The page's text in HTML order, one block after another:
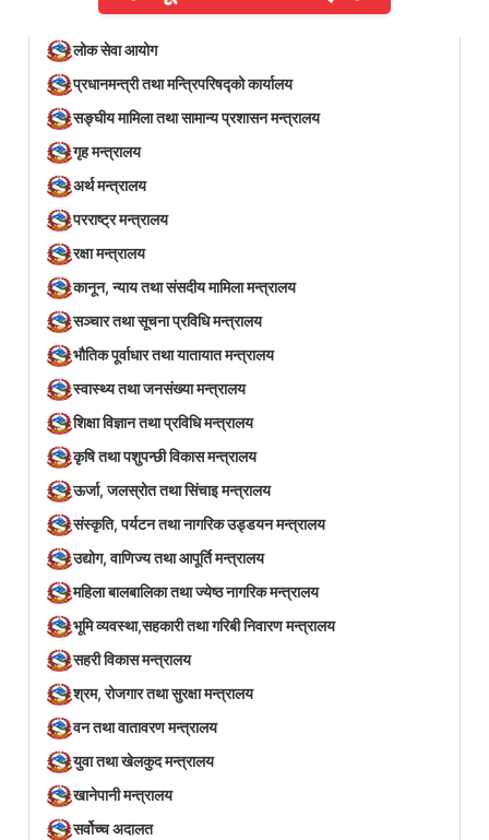
लोक सेवा आयोग
प्रधानमन्त्री तथा मन्त्रिपरिषद्को कार्यालय
सङ्घीय मामिला तथा सामान्य प्रशासन मन्त्रालय
गृह मन्त्रालय
अर्थ मन्त्रालय
परराष्ट्र मन्त्रालय
रक्षा मन्त्रालय
कानून, न्याय तथा संसदीय मामिला मन्त्रालय
सञ्‍चार तथा सूचना प्रविधि मन्त्रालय
भौतिक पूर्वाधार तथा यातायात मन्त्रालय
स्वास्थ्य तथा जनसंख्या मन्त्रालय
शिक्षा विज्ञान तथा प्रविधि मन्त्रालय
कृषि तथा पशुपन्छी विकास मन्त्रालय
ऊर्जा, जलस्रोत तथा सिंचाइ मन्त्रालय
संस्कृति, पर्यटन तथा नागरिक उड्डयन मन्त्रालय
उद्योग, वाणिज्य तथा आपूर्ति मन्त्रालय
महिला बालबालिका तथा ज्येष्ठ नागरिक मन्त्रालय
भूमि व्यवस्था,सहकारी तथा गरिबी निवारण मन्त्रालय
सहरी विकास मन्त्रालय
श्रम, रोजगार तथा सुरक्षा मन्त्रालय
वन तथा वातावरण मन्त्रालय
युवा तथा खेलकुद मन्त्रालय
खानेपानी मन्त्रालय
सर्वोच्च अदालत